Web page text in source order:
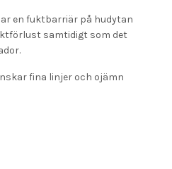
en fuktbarriär på hudytan
samtidigt som det
fina linjer och ojämn